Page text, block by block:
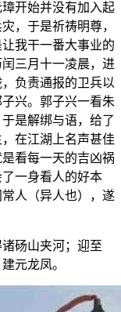
开始并没有加入起
，于是祈祷明尊，
我干一番大事业的
三月十一凌晨，进
负责通报的卫兵以
兴。郭子兴一看朱
是解绑与语，给了
在江湖上名声甚佳
看每一天的吉凶祸
一身看人的好本
人（异人也），遂
砀山夹河；迎至
元龙凤。